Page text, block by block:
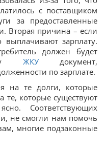
с поставщиком
за предоставленные
Вторая причина – если
выплачивают зарплату.
должен будет
ЖКУдокумент,
по зарплате.
на те долги, которые
те, которые существуют
Соответствующих
не смогли нам помочь
многие подзаконные